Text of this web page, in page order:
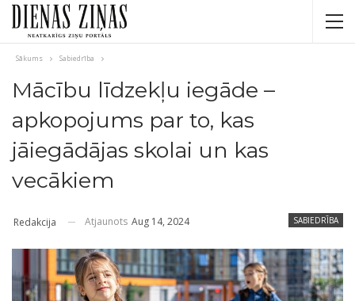
Sākums Sabiedrība
Mācību līdzekļu iegāde –
apkopojums par to, kas
jāiegādājas skolai un kas
vecākiem
SABIEDRĪBA
Redakcija Atjaunots Aug 14, 2024